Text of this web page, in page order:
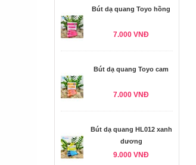
Bút dạ quang Toyo hồng
7.000 VNĐ
Bút dạ quang Toyo cam
7.000 VNĐ
Bút dạ quang HL012 xanh
dương
9.000 VNĐ